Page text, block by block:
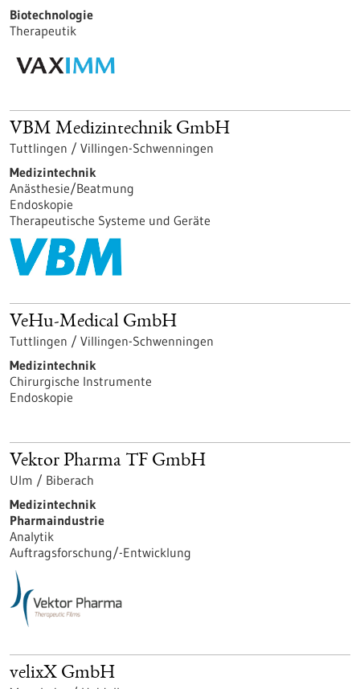
Biotechnologie
Therapeutik
VBM Medizintechnik GmbH
Tuttlingen / Villingen-Schwenningen
Medizintechnik
Anästhesie/Beatmung
Endoskopie
Therapeutische Systeme und Geräte
VeHu-Medical GmbH
Tuttlingen / Villingen-Schwenningen
Medizintechnik
Chirurgische Instrumente
Endoskopie
Vektor Pharma TF GmbH
Ulm / Biberach
Medizintechnik
Pharmaindustrie
Analytik
Auftragsforschung/-Entwicklung
velixX GmbH